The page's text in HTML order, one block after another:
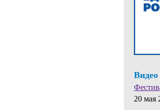
Видео
20 мая